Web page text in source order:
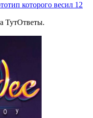
которого весил 12
ТутОтветы.